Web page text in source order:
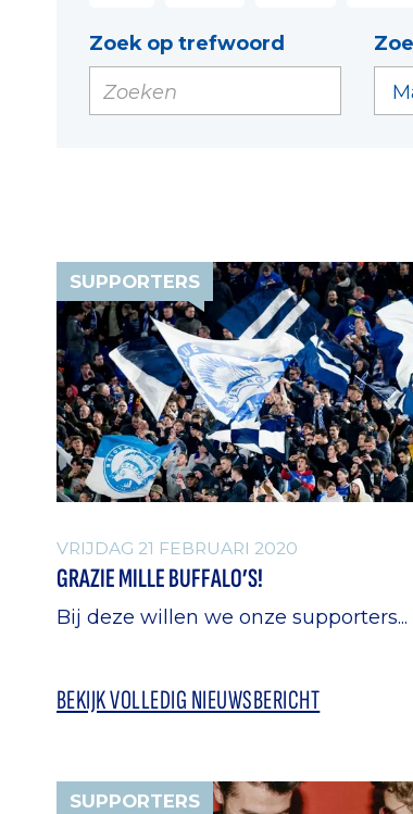
Zoek op trefwoord
SUPPORTERS
VRIJDAG 21 FEBRUARI 2020
GRAZIE MILLE BUFFALO’S!
Bij deze willen we onze supporters...
BEKIJK VOLLEDIG NIEUWSBERICHT
SUPPORTERS